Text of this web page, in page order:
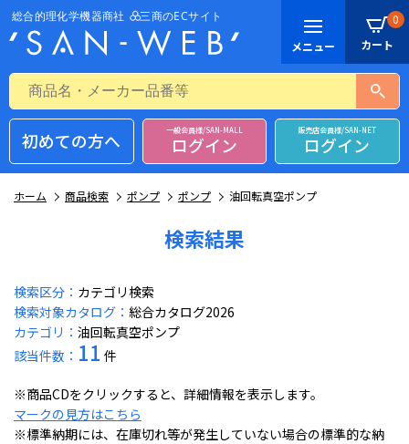
0
初めての方へ 一般会員様/SAN-MALL
ログイン
販売店会員様/SAN-NET
ログイン
ホーム 商品検索 ポンプ ポンプ 油回転真空ポンプ
検索結果
検索区分： カテゴリ検索
検索対象カタログ： 総合カタログ2026
カテゴリ： 油回転真空ポンプ
該当件数： 11 件
※商品CDをクリックすると、詳細情報を表示します。
マークの見方はこちら
※標準納期には、在庫切れ等が発生していない場合の標準的な納